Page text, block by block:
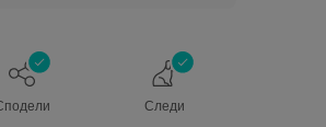
Следи